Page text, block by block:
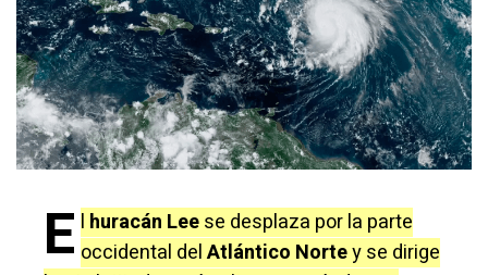
E l huracán Leese desplaza por la parte
occidental delAtlántico Nortey se dirige